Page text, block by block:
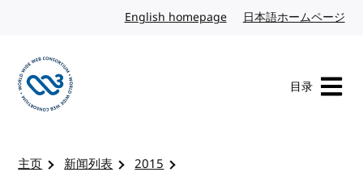
English homepage英文日本語ホームページ
目录
主页 新闻列表
2015